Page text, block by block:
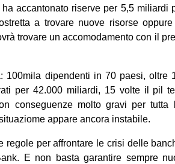
accantonato riserve per 5,5 miliardi
a trovare nuove risorse oppure
trovare un accomodamento con il
100mila dipendenti in 70 paesi, oltre
per 42.000 miliardi, 15 volte il pil
conseguenze molto gravi per tutta
appare ancora instabile.
regole per affrontare le crisi delle
E non basta garantire sempre